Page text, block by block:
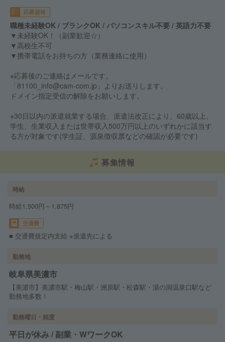
応募資格
職種未経験OK / ブランクOK / パソコンスキル不要 / 英語力不要
▼未経験OK！（副業歓迎☆）
▼高校生不可
▼携帯電話をお持ちの方（業務連絡に使用）
※応募後のご連絡はメールです。
「81100_info@cam-com.jp」よりお送りします。
ドメイン指定受信の解除をお願いします。
※30日以内の派遣就業する場合、派遣法改正により、60歳以上、
学生、生業収入または世帯収入500万円以上のいずれかに該当す
る方が対象です(学生証、源泉徴収票などの確認が必要です)
募集情報
時給
時給1,500円～1,875円
交通費
■ 交通費規定内支給 ※派遣先による
勤務地
岐阜県美濃市
【美濃市】美濃市駅・梅山駅・洲原駅・松森駅・湯の洞温泉口駅など
勤務地多数！
勤務曜日・頻度
平日が休み / 副業・WワークOK